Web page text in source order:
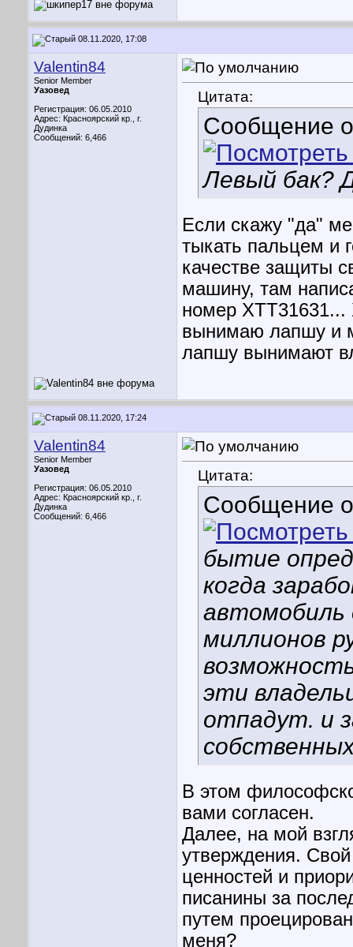
08.11.2020, 17:08
Valentin84
Senior Member
Уазовед
Регистрация: 06.05.2010
Адрес: Красноярский кр., г.
Дудинка
Сообщений: 6,466
Цитата:
Сообщение
Левый бак?
Если скажу "да"
тыкать пальцем и
качестве защиты
машину, там
номер ХТТ31631...
вынимаю лапшу и
лапшу вынимают
08.11.2020, 17:24
Valentin84
Senior Member
Уазовед
Регистрация: 06.05.2010
Адрес: Красноярский кр., г.
Дудинка
Сообщений: 6,466
Цитата:
Сообщение
бытие
когда
автомобиль
миллионов
эти
отпадут. и
В этом
вами согласен.
Далее, на мой
утверждения.
ценностей и
писанины за
путем
меня?